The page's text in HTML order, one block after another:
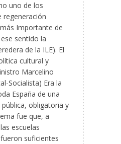
uno de los
regeneración
Importante de
sentido la
de la ILE). El
cultural y
Marcelino
Socialista) Era la
España de una
obligatoria y
fue que, a
escuelas
suficientes